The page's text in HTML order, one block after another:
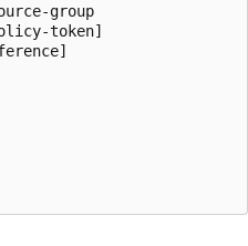
group
token]